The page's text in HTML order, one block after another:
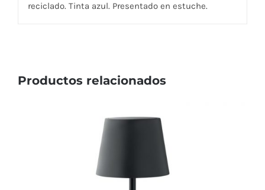
reciclado. Tinta azul. Presentado en estuche.
Productos relacionados